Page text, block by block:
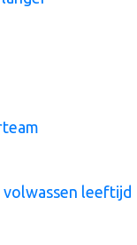
leeftijd